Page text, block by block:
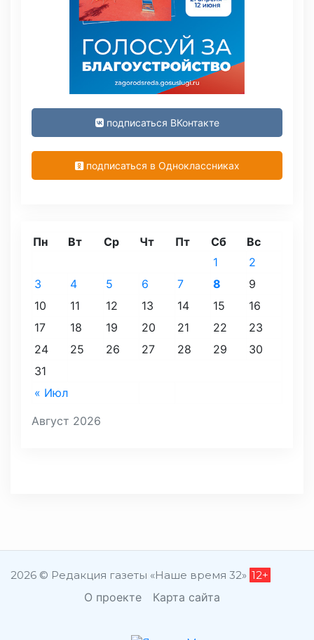
подписаться ВКонтакте
подписаться в Одноклассниках
Август 2026
Пн Вт Ср Чт Пт Сб Вс
« Июл
1
2
3
4 5 6 7 8
9
10
11 12 13 14 15
16
17
18 19 20 21 22
23
24
25 26 27 28 29
30
31
2026 © Редакция газеты «Наше время 32» 12+
О проекте Карта сайта